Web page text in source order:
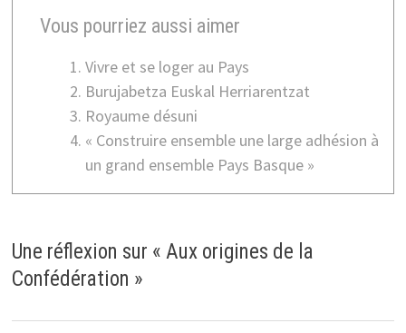
Vous pourriez aussi aimer
Vivre et se loger au Pays
Burujabetza Euskal Herriarentzat
Royaume désuni
« Construire ensemble une large adhésion à
un grand ensemble Pays Basque »
Une réflexion sur « Aux origines de la
Confédération »